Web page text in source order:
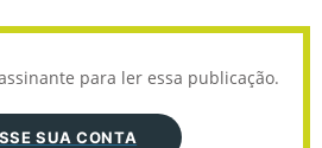
para ler essa publicação.
SUA CONTA